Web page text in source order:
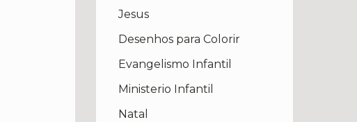
Jesus
Desenhos para Colorir
Evangelismo Infantil
Ministerio Infantil
Natal